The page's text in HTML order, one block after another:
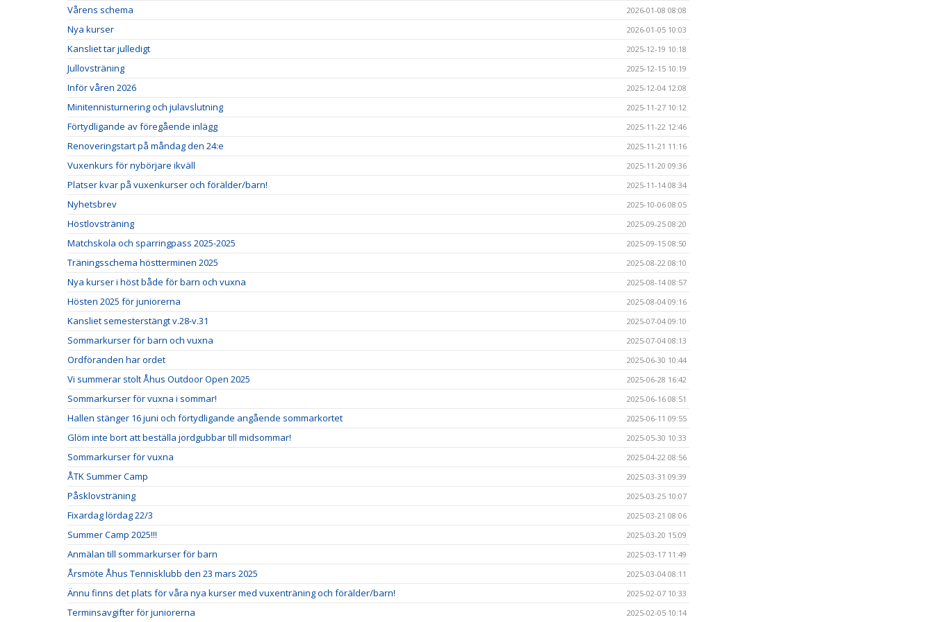
Vårens schema 2026-01-08 08:08
Nya kurser 2026-01-05 10:03
Kansliet tar julledigt 2025-12-19 10:18
Jullovsträning 2025-12-15 10:19
Inför våren 2026 2025-12-04 12:08
Minitennisturnering och julavslutning 2025-11-27 10:12
Förtydligande av föregående inlägg 2025-11-22 12:46
Renoveringstart på måndag den 24:e 2025-11-21 11:16
Vuxenkurs för nybörjare ikväll 2025-11-20 09:36
Platser kvar på vuxenkurser och förälder/barn! 2025-11-14 08:34
Nyhetsbrev 2025-10-06 08:05
Höstlovsträning 2025-09-25 08:20
Matchskola och sparringpass 2025-2025 2025-09-15 08:50
Träningsschema höstterminen 2025 2025-08-22 08:10
Nya kurser i höst både för barn och vuxna 2025-08-14 08:57
Hösten 2025 för juniorerna 2025-08-04 09:16
Kansliet semesterstängt v.28-v.31 2025-07-04 09:10
Sommarkurser för barn och vuxna 2025-07-04 08:13
Ordföranden har ordet 2025-06-30 10:44
Vi summerar stolt Åhus Outdoor Open 2025 2025-06-28 16:42
Sommarkurser för vuxna i sommar! 2025-06-16 08:51
Hallen stänger 16 juni och förtydligande angående sommarkortet 2025-06-11 09:55
Glöm inte bort att beställa jordgubbar till midsommar! 2025-05-30 10:33
Sommarkurser för vuxna 2025-04-22 08:56
ÅTK Summer Camp 2025-03-31 09:39
Påsklovsträning 2025-03-25 10:07
Fixardag lördag 22/3 2025-03-21 08:06
Summer Camp 2025!!! 2025-03-20 15:09
Anmälan till sommarkurser för barn 2025-03-17 11:49
Årsmöte Åhus Tennisklubb den 23 mars 2025 2025-03-04 08:11
Ännu finns det plats för våra nya kurser med vuxenträning och förälder/barn! 2025-02-07 10:33
Terminsavgifter för juniorerna 2025-02-05 10:14